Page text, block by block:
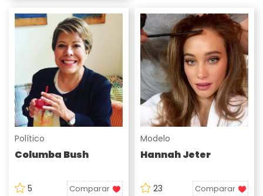
Político
Columba Bush
5 Comparar
Modelo
Hannah Jeter
23 Comparar